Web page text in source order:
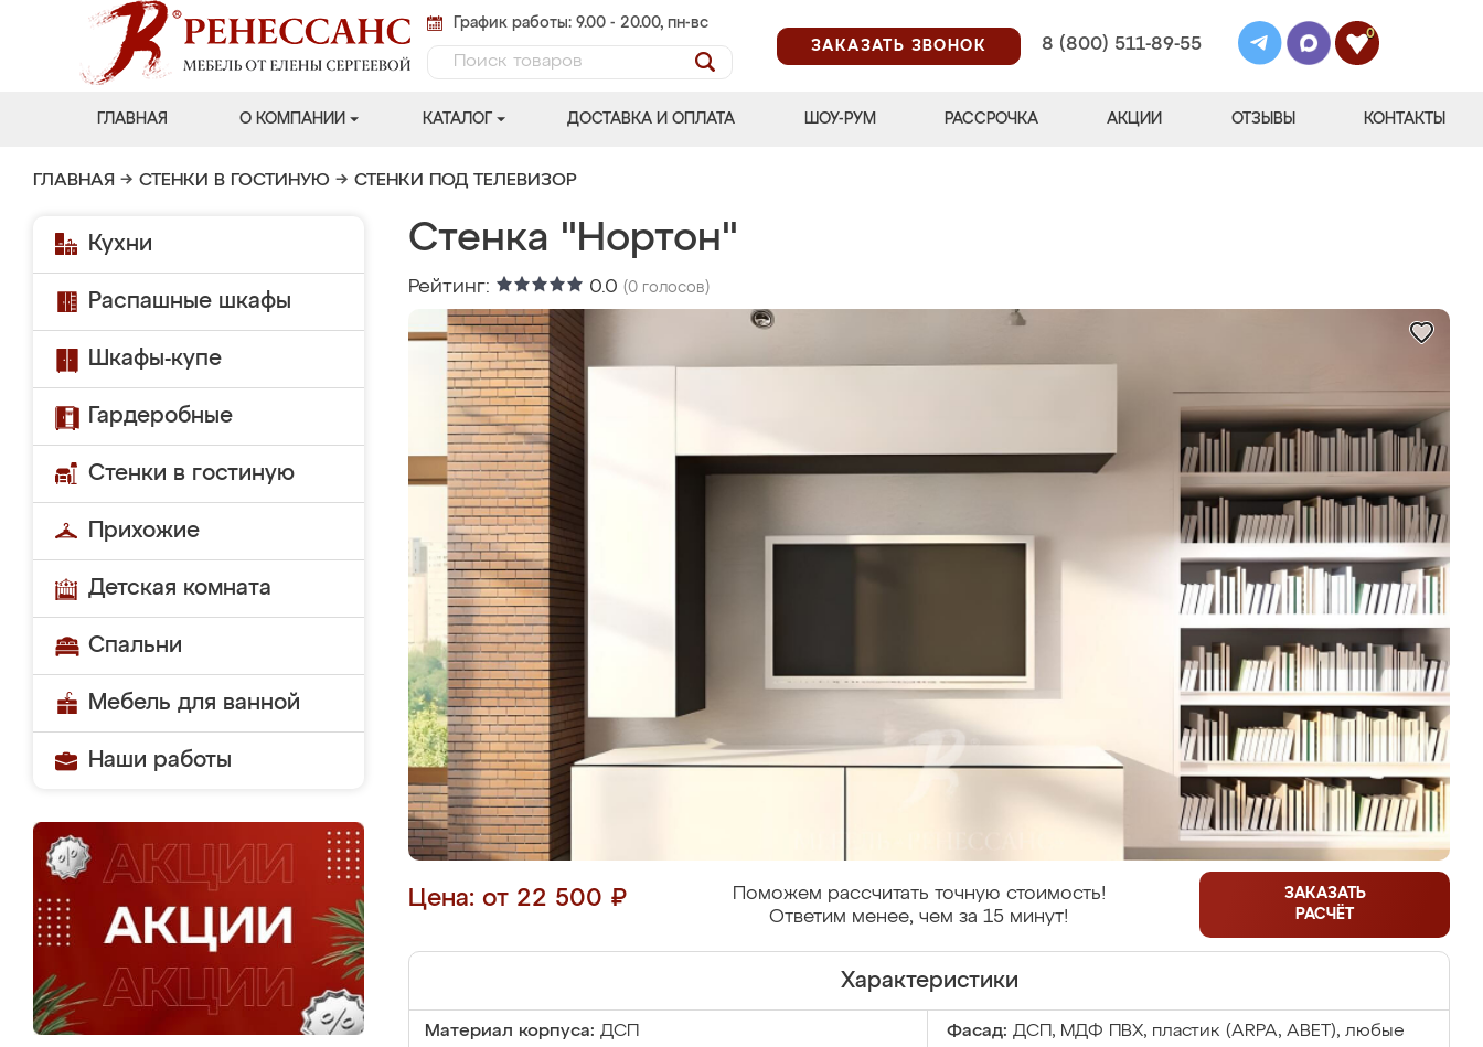
График работы: 9.00 - 20.00, пн-вс
ЗАКАЗАТЬ ЗВОНОК
8 (800) 511-89-55
0
ГЛАВНАЯ О КОМПАНИИ КАТАЛОГ ДОСТАВКА И ОПЛАТА ШОУ-РУМ РАССРОЧКА АКЦИИ ОТЗЫВЫ КОНТАКТЫ
ГЛАВНАЯ → СТЕНКИ В ГОСТИНУЮ → СТЕНКИ ПОД ТЕЛЕВИЗОР
Кухни
Распашные шкафы
Шкафы-купе
Гардеробные
Стенки в гостиную
Прихожие
Детская комната
Спальни
Мебель для ванной
Наши работы
Стенка "Нортон"
Рейтинг: 0.0 (0 голосов)
Цена: от 22 500 ₽
Поможем рассчитать точную стоимость!
Ответим менее, чем за 15 минут!
ЗАКАЗАТЬ
РАСЧЁТ
Характеристики
Материал корпуса: ДСП Фасад: ДСП, МДФ ПВХ, пластик (ARPA, ABET), любые